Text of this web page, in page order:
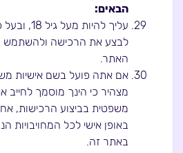
הבאים:
עליך להיות
לבצע את הרכישה ולהשתמש
האתר.
אם אתה פועל בשם אישיות
מצהיר כי הינך מוסמך לחייב
משפטית בביצוע הרכישות,
באופן אישי לכל המחויבויות
באתר זה.